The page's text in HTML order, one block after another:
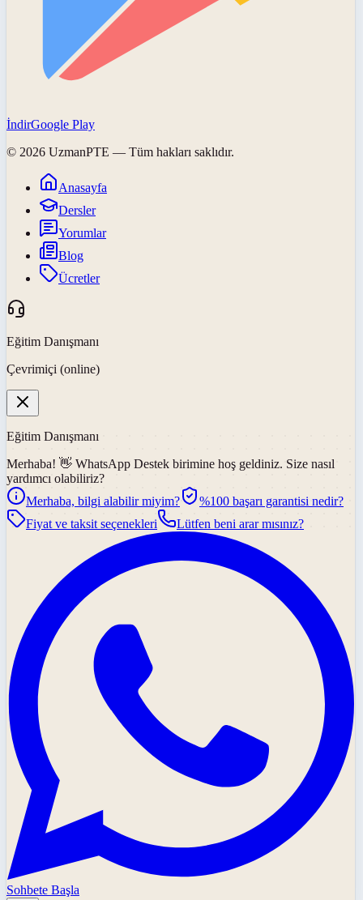
İndirGoogle Play
© 2026 UzmanPTE — Tüm hakları saklıdır.
Anasayfa
Dersler
Yorumlar
Blog
Ücretler
Eğitim Danışmanı
Çevrimiçi (online)
Eğitim Danışmanı
Merhaba! 👋 WhatsApp Destek birimine hoş geldiniz. Size nasıl
yardımcı olabiliriz?
Merhaba, bilgi alabilir miyim?
%100 başarı garantisi nedir?
Fiyat ve taksit seçenekleri
Lütfen beni arar mısınız?
Sohbete Başla